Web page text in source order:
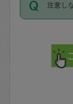
詳細
72時間
料が発
直前
72時
まず、
みて
その
が必要
ジさん
てく
不在
注意し
で、
れて
けてく